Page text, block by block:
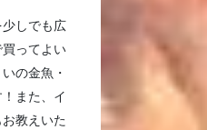
しでも広
ってよい
の金魚・
また、イ
教えいた